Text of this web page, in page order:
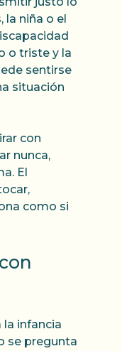
la niña o el
o triste y la
sentirse
situación
con
nunca,
El
como si
infancia
se pregunta